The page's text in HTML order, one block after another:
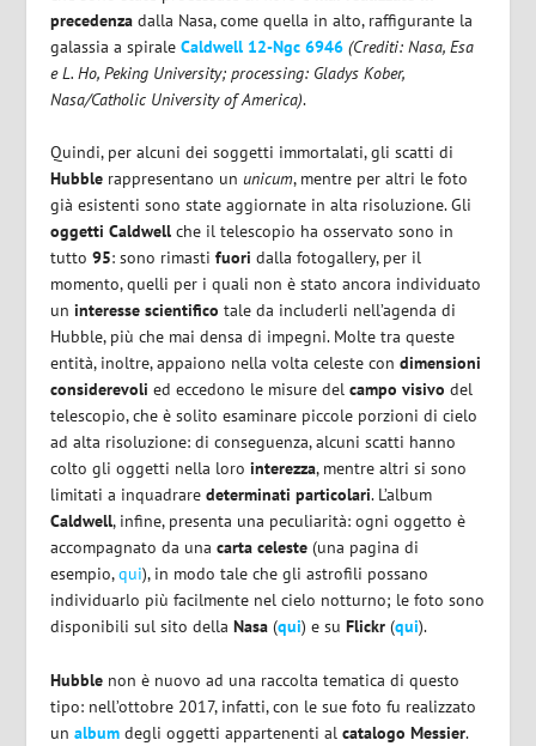
precedenza dalla Nasa, come quella in alto, raffigurante la
galassia a spiraleCaldwell 12-Ngc 6946 (Crediti: Nasa, Esa
e L. Ho, Peking University; processing: Gladys Kober,
Nasa/Catholic University of America).
Quindi, per alcuni dei soggetti immortalati, gli scatti di
Hubble rappresentano ununicum, mentre per altri le foto
già esistenti sono state aggiornate in alta risoluzione. Gli
oggetti Caldwell che il telescopio ha osservato sono in
tutto 95: sono rimastifuori dalla fotogallery, per il
momento, quelli per i quali non è stato ancora individuato
un interesse scientifico tale da includerli nell’agenda di
Hubble, più che mai densa di impegni. Molte tra queste
entità, inoltre, appaiono nella volta celeste con dimensioni
considerevoli ed eccedono le misure delcampo visivo del
telescopio, che è solito esaminare piccole porzioni di cielo
ad alta risoluzione: di conseguenza, alcuni scatti hanno
colto gli oggetti nella loro interezza, mentre altri si sono
limitati a inquadraredeterminati particolari. L’album
Caldwell, infine, presenta una peculiarità: ogni oggetto è
accompagnato da unacarta celeste(una pagina di
esempio,qui), in modo tale che gli astrofili possano
individuarlo più facilmente nel cielo notturno; le foto sono
disponibili sul sito dellaNasa (qui) e suFlickr (qui).
Hubble non è nuovo ad una raccolta tematica di questo
tipo: nell’ottobre 2017, infatti, con le sue foto fu realizzato
unalbum degli oggetti appartenenti alcatalogo Messier.